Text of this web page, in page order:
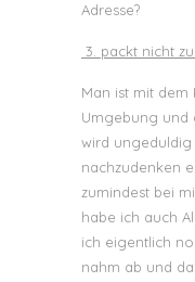
Adresse?
3. packt nicht
Man ist mit
Umgebung und
wird
nachzudenken
zumindest bei
habe ich auch
ich eigentlich
nahm ab und